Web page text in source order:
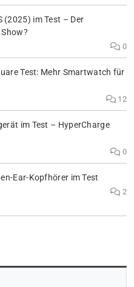
(2025) im Test – Der
0
Test: Mehr Smartwatch für
12
im Test – HyperCharge
0
Ear-Kopfhörer im Test
2